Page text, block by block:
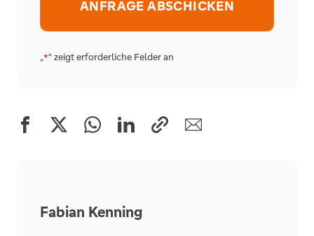
„*“ zeigt erforderliche Felder an
Alternative:
Fabian Kenning